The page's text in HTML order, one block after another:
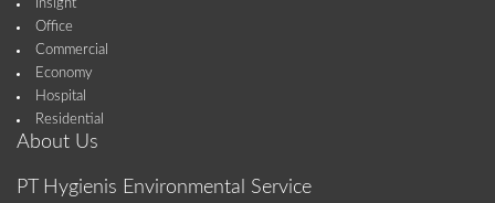
Insight
Office
Commercial
Economy
Hospital
Residential
About Us
PT Hygienis Environmental Service